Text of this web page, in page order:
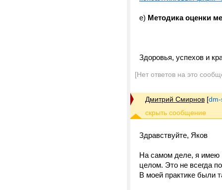
е) Методика оценки
Здоровья, успехов и
[Нет ответов на это
Дмитрий Смирнов [
Здравствуйте, Яков
На самом деле, я имею
целом. Это не всегда
В моей практике были